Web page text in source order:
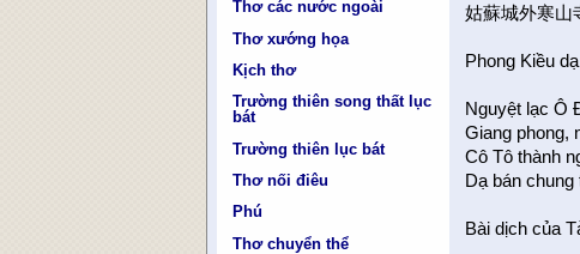
Thơ các nước ngoài
Thơ xướng họa
Kịch thơ
Trường thiên song thất lục
bát
Trường thiên lục bát
Thơ nối điêu
Phú
Thơ chuyển thể
姑蘇城外寒山
Phong Kiều
Nguyệt lạc Ô
Giang phong,
Cô Tô thành
Dạ bán
Bài dịch của